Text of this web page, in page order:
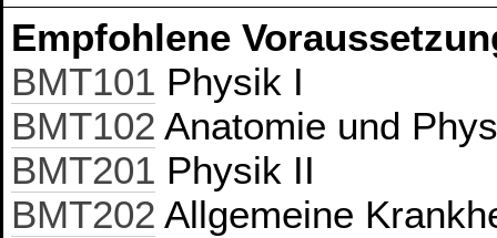
Empfohlene
BMT101 Physik I
BMT102 Anatomie und
BMT201 Physik II
BMT202 Allgemeine